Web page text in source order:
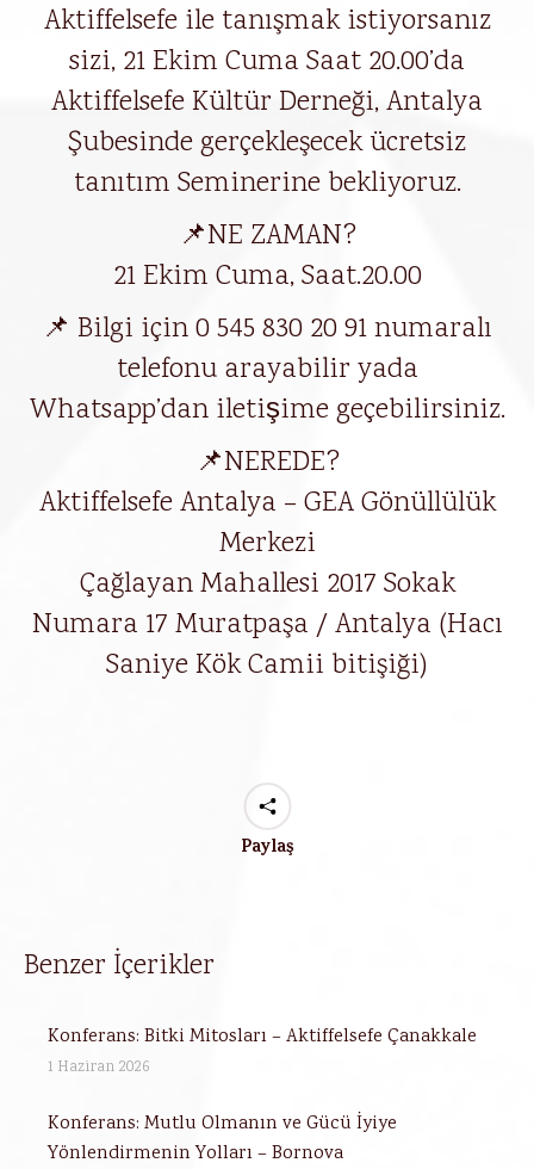
Aktiffelsefe ile tanışmak istiyorsanız
sizi, 21 Ekim Cuma Saat 20.00’da
Aktiffelsefe Kültür Derneği, Antalya
Şubesinde gerçekleşecek ücretsiz
tanıtım Seminerine bekliyoruz.
📌NE ZAMAN?
21 Ekim Cuma, Saat.20.00
📌 Bilgi için 0 545 830 20 91 numaralı
telefonu arayabilir yada
Whatsapp’dan iletişime geçebilirsiniz.
📌NEREDE?
Aktiffelsefe Antalya – GEA Gönüllülük
Merkezi
Çağlayan Mahallesi 2017 Sokak
Numara 17 Muratpaşa / Antalya (Hacı
Saniye Kök Camii bitişiği)
Paylaş
Benzer İçerikler
Konferans: Bitki Mitosları – Aktiffelsefe Çanakkale
1 Haziran 2026
Konferans: Mutlu Olmanın ve Gücü İyiye
Yönlendirmenin Yolları – Bornova